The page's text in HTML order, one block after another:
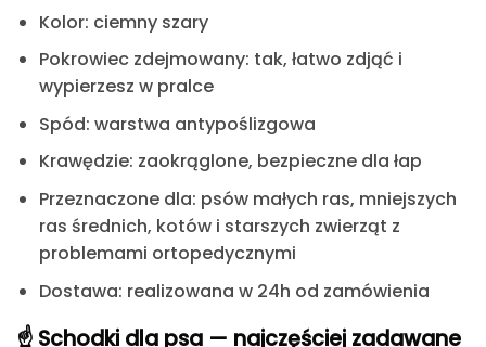
Kolor: ciemny szary
Pokrowiec zdejmowany: tak, łatwo zdjąć i
wypierzesz w pralce
Spód: warstwa antypoślizgowa
Krawędzie: zaokrąglone, bezpieczne dla łap
Przeznaczone dla: psów małych ras, mniejszych
ras średnich, kotów i starszych zwierząt z
problemami ortopedycznymi
Dostawa: realizowana w 24h od zamówienia
☝️ Schodki dla psa — najczęściej zadawane